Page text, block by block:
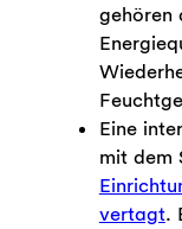
gehören
Eine
mit dem
vertagt.